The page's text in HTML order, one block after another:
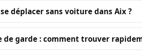
déplacer sans voiture dans Aix ?
de garde : comment trouver